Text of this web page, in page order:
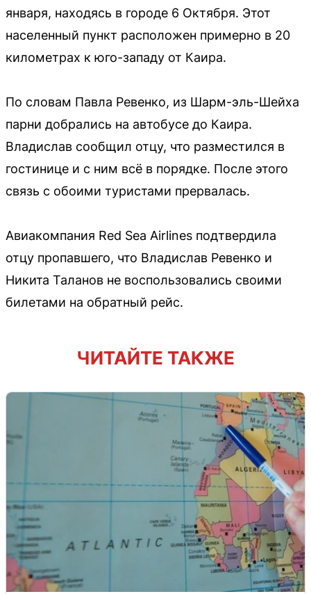
января, находясь в городе 6 Октября. Этот
населенный пункт расположен примерно в 20
километрах к юго-западу от Каира.
По словам Павла Ревенко, из Шарм-эль-Шейха
парни добрались на автобусе до Каира.
Владислав сообщил отцу, что разместился в
гостинице и с ним всё в порядке. После этого
связь с обоими туристами прервалась.
Авиакомпания Red Sea Airlines подтвердила
отцу пропавшего, что Владислав Ревенко и
Никита Таланов не воспользовались своими
билетами на обратный рейс.
ЧИТАЙТЕ ТАКЖЕ